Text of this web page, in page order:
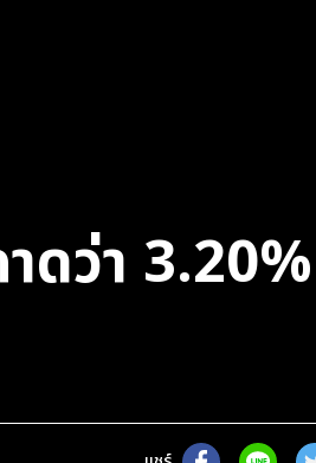
ดว่า 3.20%